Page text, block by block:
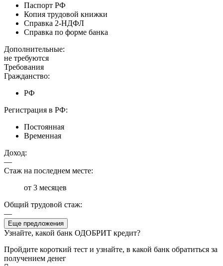
Паспорт РФ
Копия трудовой книжки
Справка 2-НДФЛ
Справка по форме банка
Дополнительные:
не требуются
Требования
Гражданство:
РФ
Регистрация в РФ:
Постоянная
Временная
Доход:
—
Стаж на последнем месте:
от 3 месяцев
Общий трудовой стаж:
—
Еще предложения
Узнайте, какой банк ОДОБРИТ кредит?
Пройдите короткий тест и узнайте, в какой банк обратиться за
получением денег